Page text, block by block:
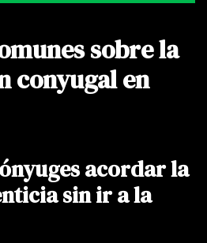
sobre la
conyugal en
acordar la
sin ir a la